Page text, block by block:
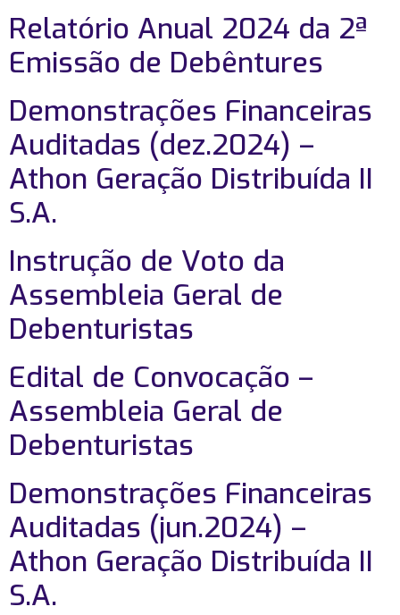
Relatório Anual 2024 da 2ª
Emissão de Debêntures
Demonstrações Financeiras
Auditadas (dez.2024) –
Athon Geração Distribuída II
S.A.
Instrução de Voto da
Assembleia Geral de
Debenturistas
Edital de Convocação –
Assembleia Geral de
Debenturistas
Demonstrações Financeiras
Auditadas (jun.2024) –
Athon Geração Distribuída II
S.A.